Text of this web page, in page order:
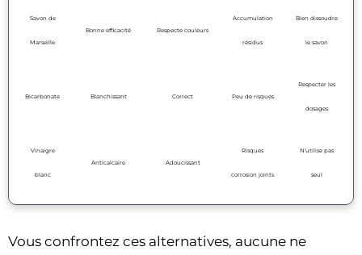
Savon de
Marseille
Bonne efficacité Respecte couleurs
Accumulation
résidus
Bien dissoudre
le savon
Bicarbonate Blanchissant Correct Peu de risques
Respecter les
dosages
Vinaigre
blanc
Anticalcaire Adoucissant
Risques
corrosion joints
N’utilise pas
seul
Vous confrontez ces alternatives, aucune ne